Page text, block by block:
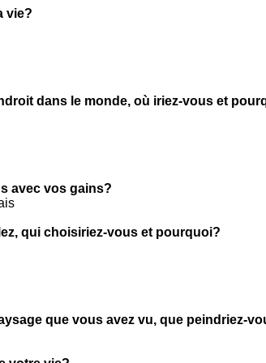
vie?
dans le monde, où iriez-vous et
avec vos gains?
qui choisiriez-vous et pourquoi?
que vous avez vu, que peindriez-